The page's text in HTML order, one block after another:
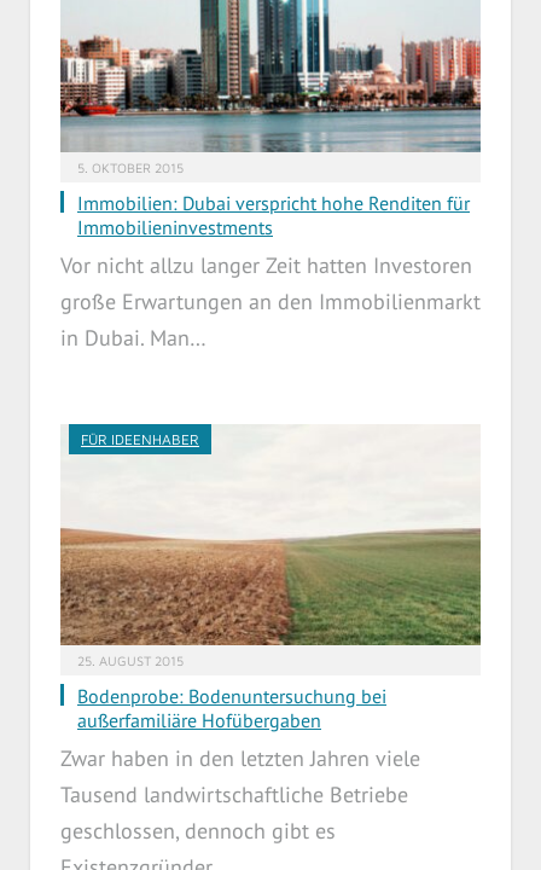
5. OKTOBER 2015
Immobilien: Dubai verspricht hohe Renditen für
Immobilieninvestments
Vor nicht allzu langer Zeit hatten Investoren
große Erwartungen an den Immobilienmarkt
in Dubai. Man…
FÜR IDEENHABER
25. AUGUST 2015
Bodenprobe: Bodenuntersuchung bei
außerfamiliäre Hofübergaben
Zwar haben in den letzten Jahren viele
Tausend landwirtschaftliche Betriebe
geschlossen, dennoch gibt es